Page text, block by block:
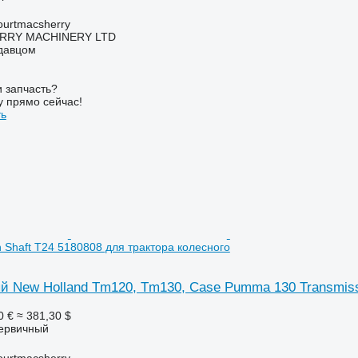
MACHINERY LTD
прямо сейчас!
T24 5180808 для трактора колесного
New Holland Tm120, Tm130, Case Pumma 130
€ ≈ 381,30 $